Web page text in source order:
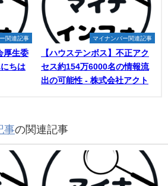
関連記事
厚生委
ちは
マイナンバー関連記事
【ハウステンボス】不正アク
セス約154万6000名の情報流
出の可能性 - 株式会社アクト
事の関連記事